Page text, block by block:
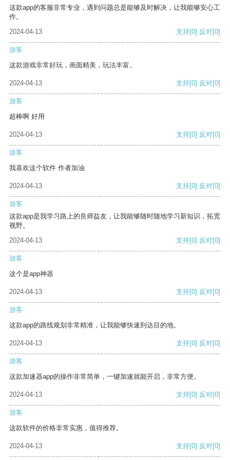
这款app的客服非常专业，遇到问题总是能够及时解决，让我能够安心工
作。
2024-04-13
支持[0] 反对[0]
游客
这款游戏非常好玩，画面精美，玩法丰富。
2024-04-13 支持[0] 反对[0]
游客
超棒啊 好用
2024-04-13 支持[0] 反对[0]
游客
我喜欢这个软件 作者加油
2024-04-13 支持[0] 反对[0]
游客
这款app是我学习路上的良师益友，让我能够随时随地学习新知识，拓宽
视野。
2024-04-13
支持[0] 反对[0]
游客
这个是app神器
2024-04-13 支持[0] 反对[0]
游客
这款app的路线规划非常精准，让我能够快速到达目的地。
2024-04-13 支持[0] 反对[0]
游客
这款加速器app的操作非常简单，一键加速就能开启，非常方便。
2024-04-13 支持[0] 反对[0]
游客
这款软件的价格非常实惠，值得推荐。
2024-04-13 支持[0] 反对[0]